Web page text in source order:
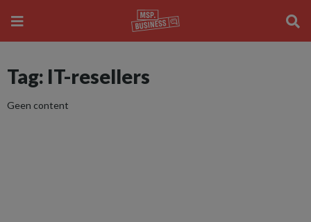
Tag: IT-resellers
Geen content